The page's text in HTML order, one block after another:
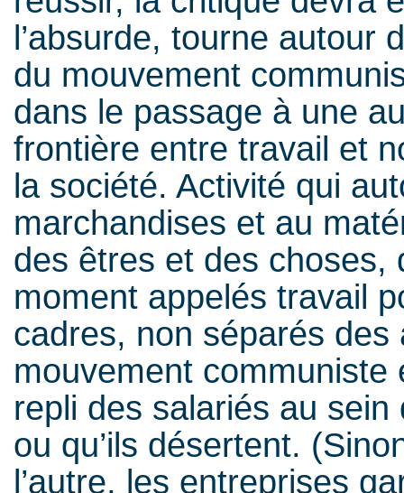
l’absurde, tourne autour
du mouvement
dans le passage à une
frontière entre travail et
la société. Activité qui
marchandises et au
des êtres et des choses,
moment appelés travail
cadres, non séparés
mouvement
repli des salariés au sein
ou qu’ils désertent.
l’autre, les entreprises